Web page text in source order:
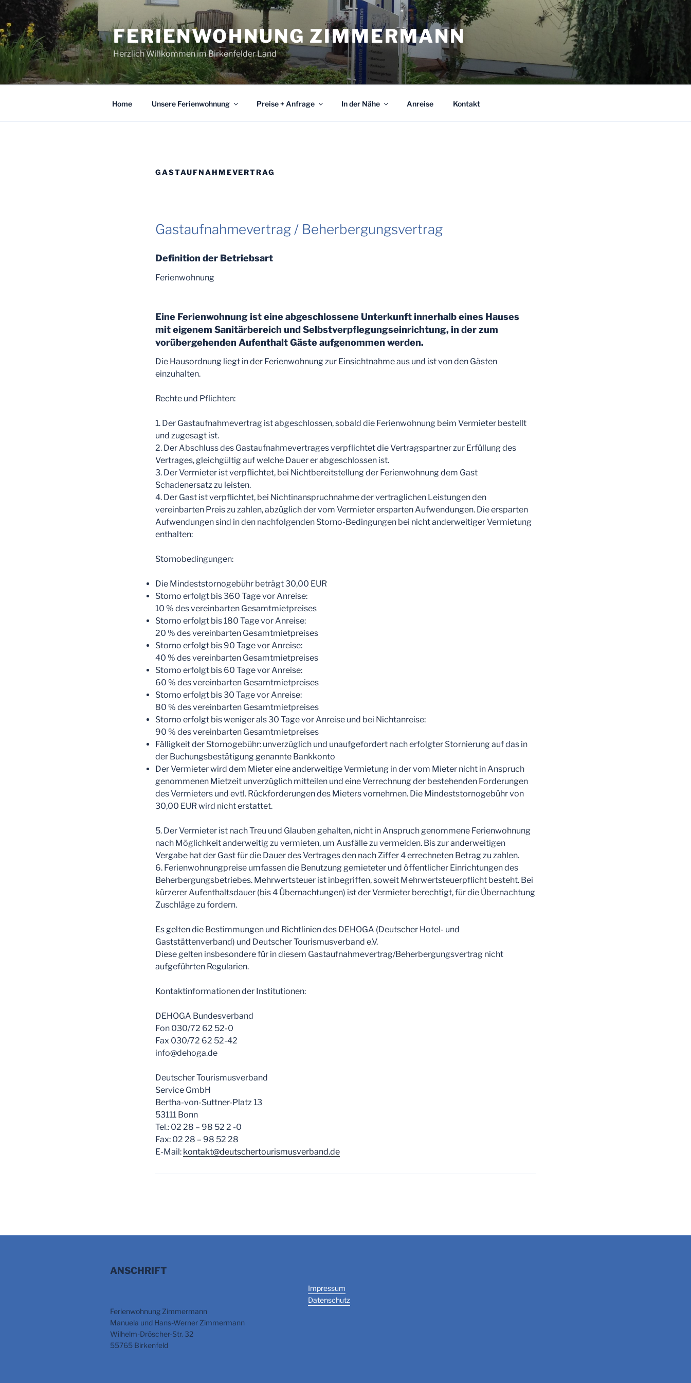
Zum
Inhalt
springen
FERIENWOHNUNG ZIMMERMANN
Herzlich Willkommen im Birkenfelder Land
Home Unsere Ferienwohnung Preise + Anfrage In der Nähe Anreise Kontakt
GASTAUFNAHMEVERTRAG
Gastaufnahmevertrag / Beherbergungsvertrag
Definition der Betriebsart
Ferienwohnung
Eine Ferienwohnung ist eine abgeschlossene Unterkunft innerhalb eines Hauses
mit eigenem Sanitärbereich und Selbstverpflegungseinrichtung, in der zum
vorübergehenden Aufenthalt Gäste aufgenommen werden.
Die Hausordnung liegt in der Ferienwohnung zur Einsichtnahme aus und ist von den Gästen
einzuhalten.
Rechte und Pflichten:
1. Der Gastaufnahmevertrag ist abgeschlossen, sobald die Ferienwohnung beim Vermieter bestellt
und zugesagt ist.
2. Der Abschluss des Gastaufnahmevertrages verpflichtet die Vertragspartner zur Erfüllung des
Vertrages, gleichgültig auf welche Dauer er abgeschlossen ist.
3. Der Vermieter ist verpflichtet, bei Nichtbereitstellung der Ferienwohnung dem Gast
Schadenersatz zu leisten.
4. Der Gast ist verpflichtet, bei Nichtinanspruchnahme der vertraglichen Leistungen den
vereinbarten Preis zu zahlen, abzüglich der vom Vermieter ersparten Aufwendungen. Die ersparten
Aufwendungen sind in den nachfolgenden Storno-Bedingungen bei nicht anderweitiger Vermietung
enthalten:
Stornobedingungen:
Die Mindeststornogebühr beträgt 30,00 EUR
Storno erfolgt bis 360 Tage vor Anreise:
10 % des vereinbarten Gesamtmietpreises
Storno erfolgt bis 180 Tage vor Anreise:
20 % des vereinbarten Gesamtmietpreises
Storno erfolgt bis 90 Tage vor Anreise:
40 % des vereinbarten Gesamtmietpreises
Storno erfolgt bis 60 Tage vor Anreise:
60 % des vereinbarten Gesamtmietpreises
Storno erfolgt bis 30 Tage vor Anreise:
80 % des vereinbarten Gesamtmietpreises
Storno erfolgt bis weniger als 30 Tage vor Anreise und bei Nichtanreise:
90 % des vereinbarten Gesamtmietpreises
Fälligkeit der Stornogebühr: unverzüglich und unaufgefordert nach erfolgter Stornierung auf das in
der Buchungsbestätigung genannte Bankkonto
Der Vermieter wird dem Mieter eine anderweitige Vermietung in der vom Mieter nicht in Anspruch
genommenen Mietzeit unverzüglich mitteilen und eine Verrechnung der bestehenden Forderungen
des Vermieters und evtl. Rückforderungen des Mieters vornehmen. Die Mindeststornogebühr von
30,00 EUR wird nicht erstattet.
5. Der Vermieter ist nach Treu und Glauben gehalten, nicht in Anspruch genommene Ferienwohnung
nach Möglichkeit anderweitig zu vermieten, um Ausfälle zu vermeiden. Bis zur anderweitigen
Vergabe hat der Gast für die Dauer des Vertrages den nach Ziffer 4 errechneten Betrag zu zahlen.
6. Ferienwohnungpreise umfassen die Benutzung gemieteter und öffentlicher Einrichtungen des
Beherbergungsbetriebes. Mehrwertsteuer ist inbegriffen, soweit Mehrwertsteuerpflicht besteht. Bei
kürzerer Aufenthaltsdauer (bis 4 Übernachtungen) ist der Vermieter berechtigt, für die Übernachtung
Zuschläge zu fordern.
Es gelten die Bestimmungen und Richtlinien des DEHOGA (Deutscher Hotel- und
Gaststättenverband) und Deutscher Tourismusverband e.V.
Diese gelten insbesondere für in diesem Gastaufnahmevertrag/Beherbergungsvertrag nicht
aufgeführten Regularien.
Kontaktinformationen der Institutionen:
DEHOGA Bundesverband
Fon 030/72 62 52-0
Fax 030/72 62 52-42
info@dehoga.de
Deutscher Tourismusverband
Service GmbH
Bertha-von-Suttner-Platz 13
53111 Bonn
Tel.: 02 28 – 98 52 2 -0
Fax: 02 28 – 98 52 28
E-Mail: kontakt@deutschertourismusverband.de
ANSCHRIFT
Ferienwohnung Zimmermann
Manuela und Hans-Werner Zimmermann
Wilhelm-Dröscher-Str. 32
55765 Birkenfeld
Impressum
Datenschutz